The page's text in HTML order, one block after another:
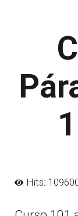
Hits: